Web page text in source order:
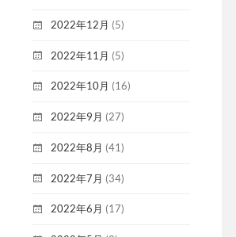
2022年12月 (5)
2022年11月 (5)
2022年10月 (16)
2022年9月 (27)
2022年8月 (41)
2022年7月 (34)
2022年6月 (17)